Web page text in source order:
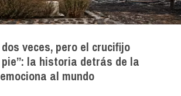
veces, pero el crucifijo
la historia detrás de la
al mundo